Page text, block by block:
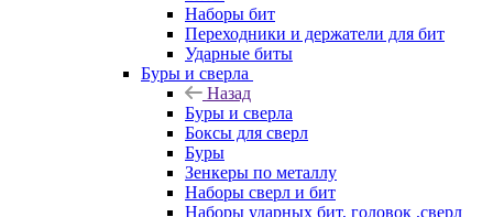
Наборы бит
Переходники и держатели для бит
Ударные биты
Буры и сверла
Назад
Буры и сверла
Боксы для сверл
Буры
Зенкеры по металлу
Наборы сверл и бит
Наборы ударных бит, головок ,сверл